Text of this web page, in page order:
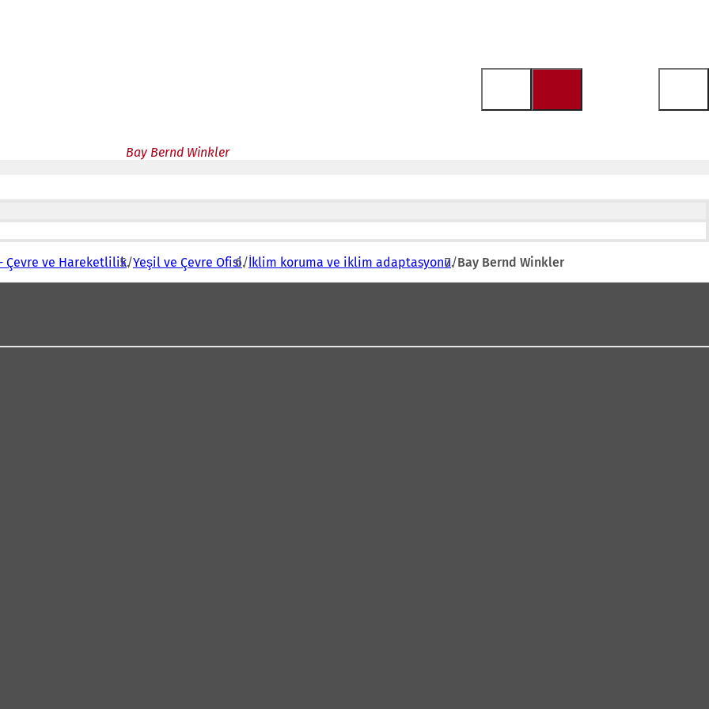
Bay Bernd Winkler
Çevre ve Hareketlilik Yeşil ve Çevre Ofisi İklim koruma ve iklim adaptasyonu Bay Bernd Winkler